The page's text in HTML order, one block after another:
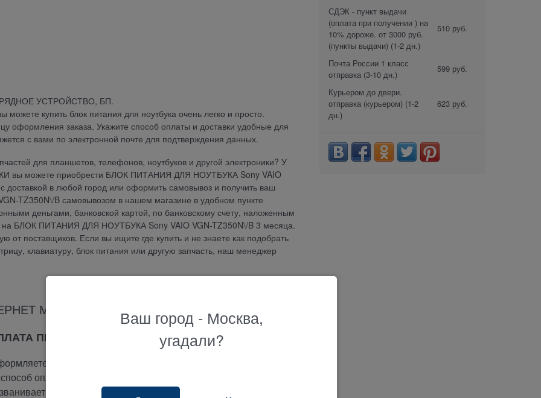
УСТРОЙСТВО, БП.
купить блок питания для ноутбука очень легко и просто.
оформления заказа. Укажите способ оплаты и доставки удобные для
с вами по электронной почте для подтверждения данных.
для планшетов, телефонов, ноутбуков и другой электроники? У
вы можете приобрести БЛОК ПИТАНИЯ ДЛЯ НОУТБУКА Sony VAIO
доставкой в любой город или оформить самовывоз и получить ваш
TZ350N\/B самовывозом в нашем магазине в удобном пункте
деньгами, банковской картой, по банковскому счету, наложенным
на БЛОК ПИТАНИЯ ДЛЯ НОУТБУКА Sony VAIO VGN-TZ350N\/B 3 месяца.
поставщиков. Если вы ищите где купить и не знаете как подобрать
клавиатуру, блок питания или другую запчасть, наш менеджер
МАГАЗИНА ТЕРАБАЙТ МАРКЕТ
ПРИ ПОЛУЧЕНИИ
заказ на сайте.
оплаты -
вам и подтверждает заказ.
СДЭК - пункт выдачи
(оплата при получении ) на
10% дороже. от 3000 руб.
(пункты выдачи) (1-2 дн.)
510 руб.
Почта России 1 класс
отправка (3-10 дн.)
599 руб.
Курьером до двери.
отправка (курьером) (1-2
дн.)
623 руб.
Ваш город - Москва,
угадали?